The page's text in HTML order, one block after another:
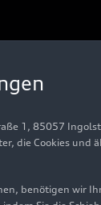
1, 85057
die Cookies und
benötigen wir